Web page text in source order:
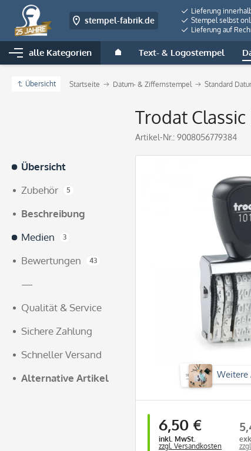
stempel-fabrik.de
Lieferung
Stempel selbst
Lieferung auf
alle Kategorien Text- & Logostempel
Übersicht Startseite Datum- & Ziffernstempel Standard
Trodat
Artikel-Nr.: 9008056779384
Übersicht
Zubehör
5
Beschreibung
Medien
3
Bewertungen 43
—
Qualität & Service
Sichere Zahlung
Schneller Versand
Alternative Artikel
Weitere
6,50 €
inkl. MwSt.
zzgl. Versandkosten